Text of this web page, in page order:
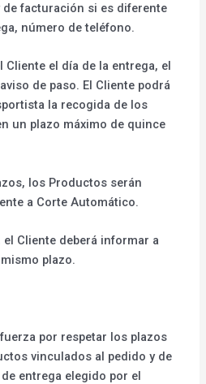
facturación si es diferente
número de teléfono.
Cliente el día de la entrega, el
de paso. El Cliente podrá
la recogida de los
un plazo máximo de quince
los Productos serán
a Corte Automático.
Cliente deberá informar a
plazo.
por respetar los plazos
vinculados al pedido y de
entrega elegido por el